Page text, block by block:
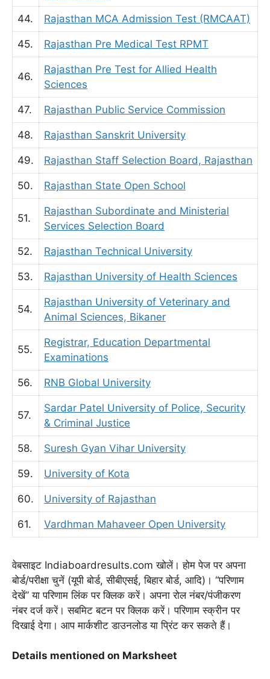
44. Rajasthan MCA Admission Test (RMCAAT)
45. Rajasthan Pre Medical Test RPMT
46.
Rajasthan Pre Test for Allied Health
Sciences
47. Rajasthan Public Service Commission
48. Rajasthan Sanskrit University
49. Rajasthan Staff Selection Board, Rajasthan
50. Rajasthan State Open School
51.
Rajasthan Subordinate and Ministerial
Services Selection Board
52. Rajasthan Technical University
53. Rajasthan University of Health Sciences
54.
Rajasthan University of Veterinary and
Animal Sciences, Bikaner
55.
Registrar, Education Departmental
Examinations
56. RNB Global University
57.
Sardar Patel University of Police, Security
& Criminal Justice
58. Suresh Gyan Vihar University
59. University of Kota
60. University of Rajasthan
61. Vardhman Mahaveer Open University
वेबसाइट Indiaboardresults.com खोलें। होम पेज पर अपना
बोर्ड/परीक्षा चुनें (यूपी बोर्ड, सीबीएसई, बिहार बोर्ड, आदि)। “परिणाम
देखें” या परिणाम लिंक पर क्लिक करें। अपना रोल नंबर/पंजीकरण
नंबर दर्ज करें। सबमिट बटन पर क्लिक करें। परिणाम स्क्रीन पर
दिखाई देगा। आप मार्कशीट डाउनलोड या प्रिंट कर सकते हैं।
Details mentioned on Marksheet